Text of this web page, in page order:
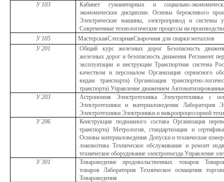
У 103
Кабинет гуманитарных и социально-
экономических дисциплин. Основы бережливого
Электрические машины, электропривод и системы
Современные технологические процессы на
У 105
МастерскаяСлесарнаяСварочная для сварки металлов
У 201
Общий курс железных дорог Безопасность
железных дорог и безопасность движения Регламент
эксплуатации и инструкции Транспортная система
качеством и персоналом Организация сервисного
видам транспорта) Организация транспортно-
транспорта) Управление движением
У 203
Астрономия Электротехника Электротехника с
Электротехники и материаловедения Лаборатория
Электротехники Электроники и микропроцессорной
У 206
Конструкция подвижного состава Организация
транспорта) Метрология, стандартизация и
Основы материаловедения Допуски и технические
локомотива Техническое обслуживание и ремонт
техническое оборудование электропоезда Управление
У 301
Товароведение продовольственных товаров
товаров Лаборатория Техническое оснащения
Товароведения